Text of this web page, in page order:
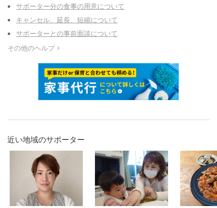
サポーター分の食事の用意について
キャンセル、延長、短縮について
サポーターとの事前面談について
その他のヘルプ
近い地域のサポーター